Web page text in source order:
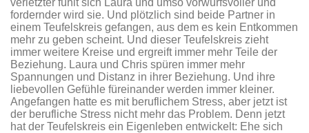
verletzter fühlt sich Laura und umso vorwurfsvoller und
fordernder wird sie. Und plötzlich sind beide Partner in
einem Teufelskreis gefangen, aus dem es kein Entkommen
mehr zu geben scheint. Und dieser Teufelskreis zieht
immer weitere Kreise und ergreift immer mehr Teile der
Beziehung. Laura und Chris spüren immer mehr
Spannungen und Distanz in ihrer Beziehung. Und ihre
liebevollen Gefühle füreinander werden immer kleiner.
Angefangen hatte es mit beruflichem Stress, aber jetzt ist
der berufliche Stress nicht mehr das Problem. Denn jetzt
hat der Teufelskreis ein Eigenleben entwickelt: Ehe sich